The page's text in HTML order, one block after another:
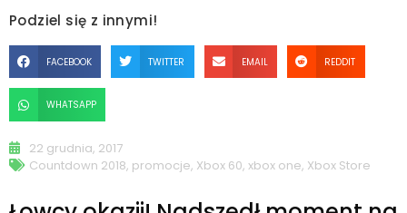
Podziel się z innymi!
FACEBOOK TWITTER EMAIL REDDIT
WHATSAPP
22 grudnia, 2017
Countdown 2018, promocje, Xbox 60, xbox one, Xbox Store